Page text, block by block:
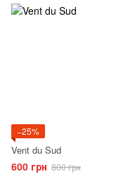
−25%
Vent du Sud
600 грн 800 грн